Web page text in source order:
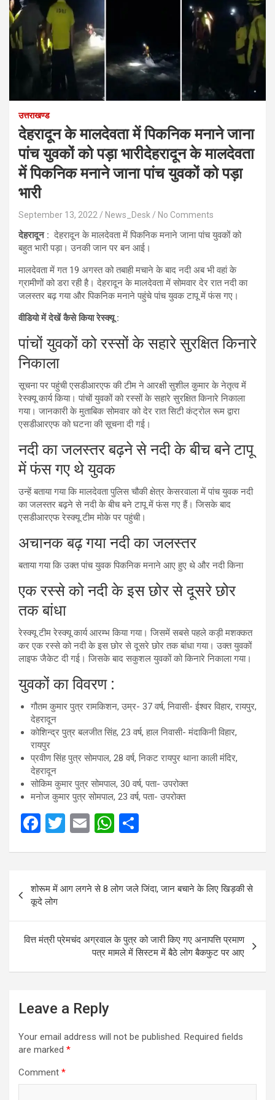
उत्तराखण्ड
देहरादून के मालदेवता में पिकनिक मनाने जाना
पांच युवकों को पड़ा भारीदेहरादून के मालदेवता
में पिकनिक मनाने जाना पांच युवकों को पड़ा
भारी
September 13, 2022 News_Desk No Comments
देहरादून :देहरादून के मालदेवता में पिकनिक मनाने जाना पांच युवकों को
बहुत भारी पड़ा। उनकी जान पर बन आई।
मालदेवता में गत 19 अगस्‍त को तबाही मचाने के बाद नदी अब भी वहां के
ग्रामीणों को डरा रही है। देहरादून के मालदेवता में सोमवार देर रात नदी का
जलस्‍तर बढ़ गया और पिकनिक मनाने पहुंचे पांच युवक टापू में फंस गए।
वीडियो में देखें कैसे किया रेस्‍क्‍यू :
पांचों युवकों को रस्‍सों के सहारे सुरक्षित किनारे
निकाला
सूचना पर पहुंची एसडीआरएफ की टीम ने आरक्षी सुशील कुमार के नेतृत्व में
रेस्क्यू कार्य किया। पांचों युवकों को रस्‍सों के सहारे सुरक्षित किनारे निकाला
गया। जानकारी के मुताबिक सोमवार को देर रात सिटी कंट्रोल रूम द्वारा
एसडीआरएफ को घटना की सूचना दी गई।
नदी का जलस्तर बढ़ने से नदी के बीच बने टापू
में फंस गए थे युवक
उन्‍हें बताया गया कि मालदेवता पुलिस चौकी क्षेत्र केसरवाला में पांच युवक नदी
का जलस्तर बढ़ने से नदी के बीच बने टापू में फंस गए हैं। जिसके बाद
एसडीआरएफ रेस्क्यू टीम मोके पर पहुंची।
अचानक बढ़ गया नदी का जलस्‍तर
बताया गया कि उक्‍त पांच युवक पिकनिक मनाने आए हुए थे और नदी किना
एक रस्‍से को नदी के इस छोर से दूसरे छोर
तक बांधा
रेस्क्यू टीम रेस्क्यू कार्य आरम्भ किया गया। जिसमें सबसे पहले कड़ी मशक्‍कत
कर एक रस्‍से को नदी के इस छोर से दूसरे छोर तक बांधा गया। उक्‍त युवकों
लाइफ जैकेट दी गई। जिसके बाद सकुशल युवकों को किनारे निकाला गया।
युवकों का विवरण :
गौतम कुमार पुत्र रामकिशन, उम्र- 37 वर्ष, निवासी- ईश्वर विहार, रायपुर,
देहरादून
कोशिन्द्र पुत्र बलजीत सिंह, 23 वर्ष, हाल निवासी- मंदाकिनी विहार,
रायपुर
प्रवीण सिंह पुत्र सोमपाल, 28 वर्ष, निकट रायपुर थाना काली मंदिर,
देहरादून
सोकिम कुमार पुत्र सोमपाल, 30 वर्ष, पता- उपरोक्त
मनोज कुमार पुत्र सोमपाल, 23 वर्ष, पता- उपरोक्त
F
b
o
o
k
T
er
E
W
s
p
p
e
Post
navigation
शोरूम में आग लगने से 8 लोग जले जिंदा, जान बचाने के लिए खिड़की से
कूदे लोग
वित्त मंत्री प्रेमचंद अग्रवाल के पुत्र को जारी किए गए अनापत्ति प्रमाण
पत्र मामले में सिस्टम में बैठे लोग बैकफुट पर आए
Leave a Reply
Your email address will not be published. Required fields
are marked *
Comment *